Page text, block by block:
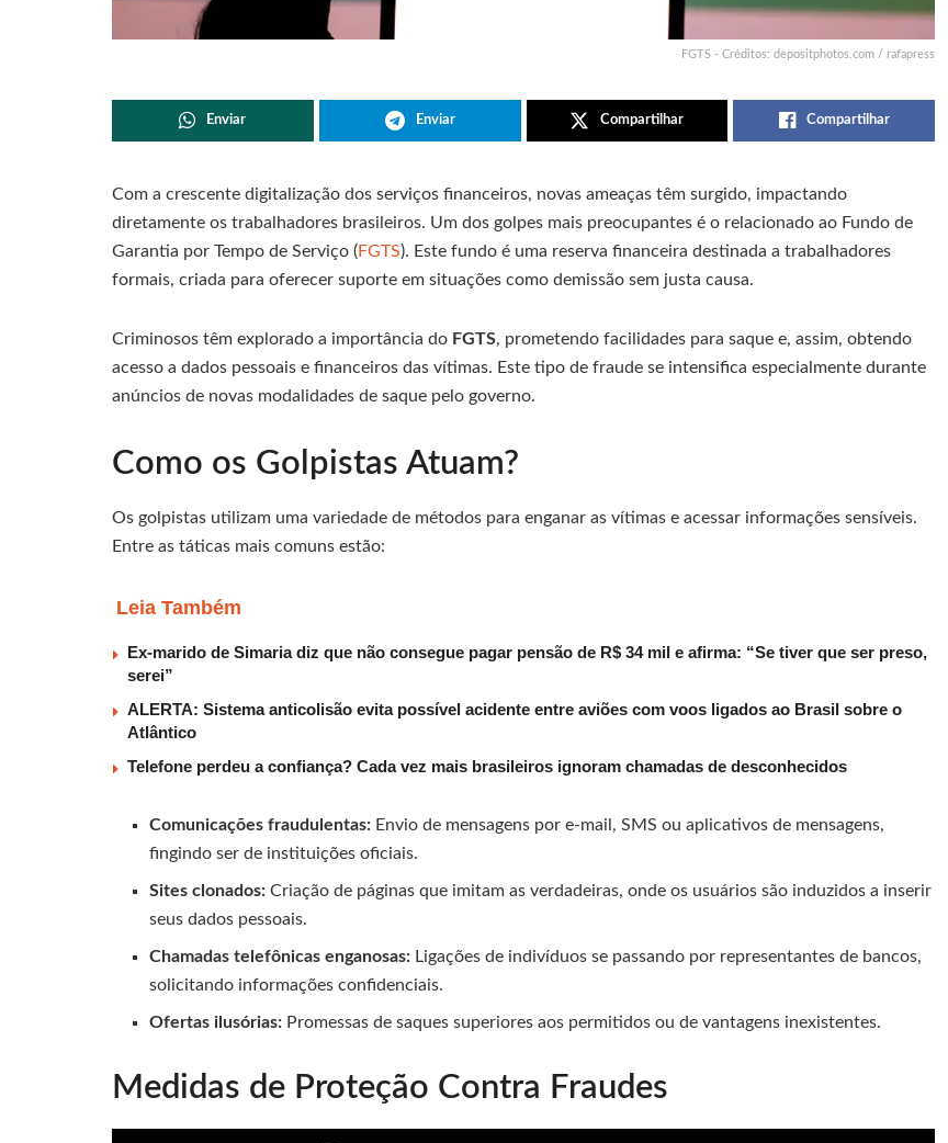
FGTS - Créditos: depositphotos.com / rafapress
Enviar Enviar Compartilhar Compartilhar
Com a crescente digitalização dos serviços financeiros, novas ameaças têm surgido, impactando
diretamente os trabalhadores brasileiros. Um dos golpes mais preocupantes é o relacionado ao Fundo de
Garantia por Tempo de Serviço (FGTS). Este fundo é uma reserva financeira destinada a trabalhadores
formais, criada para oferecer suporte em situações como demissão sem justa causa.
Criminosos têm explorado a importância do FGTS, prometendo facilidades para saque e, assim, obtendo
acesso a dados pessoais e financeiros das vítimas. Este tipo de fraude se intensifica especialmente durante
anúncios de novas modalidades de saque pelo governo.
Como os Golpistas Atuam?
Os golpistas utilizam uma variedade de métodos para enganar as vítimas e acessar informações sensíveis.
Entre as táticas mais comuns estão:
Leia Também
Ex-marido de Simaria diz que não consegue pagar pensão de R$ 34 mil e afirma: “Se tiver que ser preso,
serei”
ALERTA: Sistema anticolisão evita possível acidente entre aviões com voos ligados ao Brasil sobre o
Atlântico
Telefone perdeu a confiança? Cada vez mais brasileiros ignoram chamadas de desconhecidos
Comunicações fraudulentas: Envio de mensagens por e-mail, SMS ou aplicativos de mensagens,
fingindo ser de instituições oficiais.
Sites clonados: Criação de páginas que imitam as verdadeiras, onde os usuários são induzidos a inserir
seus dados pessoais.
Chamadas telefônicas enganosas: Ligações de indivíduos se passando por representantes de bancos,
solicitando informações confidenciais.
Ofertas ilusórias: Promessas de saques superiores aos permitidos ou de vantagens inexistentes.
Medidas de Proteção Contra Fraudes